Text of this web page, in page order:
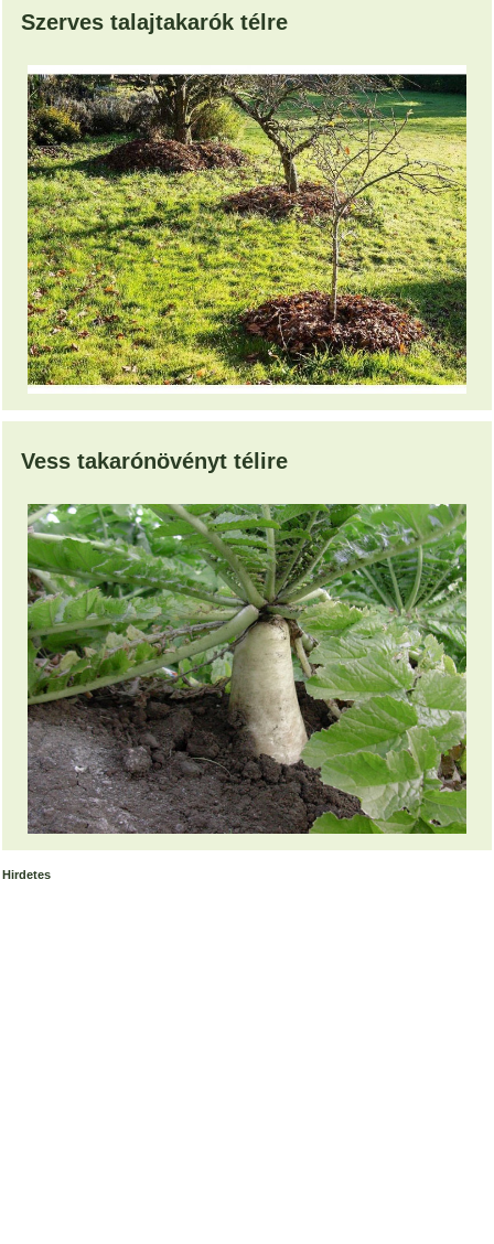
Szerves talajtakarók télre
Vess takarónövényt télire
Hirdetes